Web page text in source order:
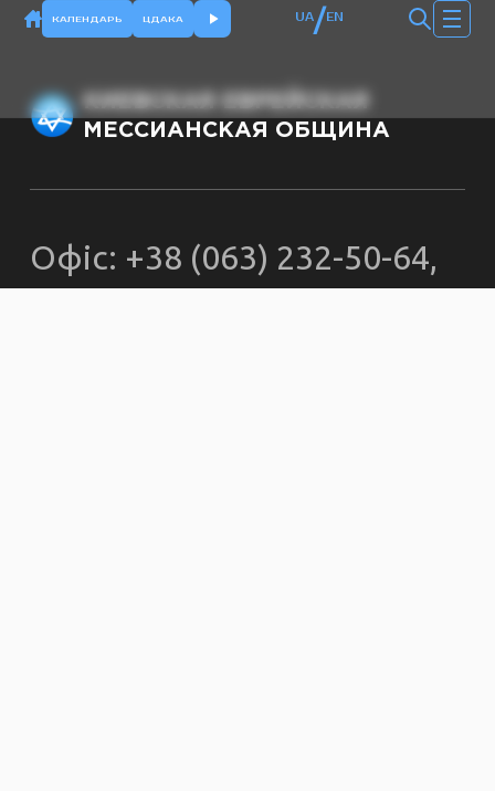
КАЛЕНДАРЬ ЦДАКА UA/ EN
КИЕВСКАЯ ЕВРЕЙСКАЯ
МЕССИАНСКАЯ ОБЩИНА
Офіс: +38 (063) 232-50-64,